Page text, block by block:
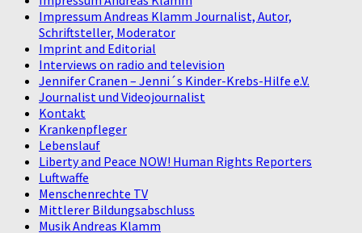
Impressum Andreas Klamm Journalist, Autor,
Schriftsteller, Moderator
Imprint and Editorial
Interviews on radio and television
Jennifer Cranen – Jenni´s Kinder-Krebs-Hilfe e.V.
Journalist und Videojournalist
Kontakt
Krankenpfleger
Lebenslauf
Liberty and Peace NOW! Human Rights Reporters
Luftwaffe
Menschenrechte TV
Mittlerer Bildungsabschluss
Musik Andreas Klamm